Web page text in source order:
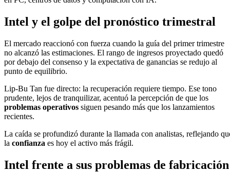
Intel y el golpe del pronóstico trimestral
El mercado reaccionó con fuerza cuando la guía del primer trimestre
no alcanzó las estimaciones. El rango de ingresos proyectado quedó
por debajo del consenso y la expectativa de ganancias se redujo al
punto de equilibrio.
Lip-Bu Tan fue directo: la recuperación requiere tiempo. Ese tono
prudente, lejos de tranquilizar, acentuó la percepción de que los
problemas operativos siguen pesando más que los lanzamientos
recientes.
La caída se profundizó durante la llamada con analistas, reflejando
la confianza es hoy el activo más frágil.
Intel frente a sus problemas de fabricación